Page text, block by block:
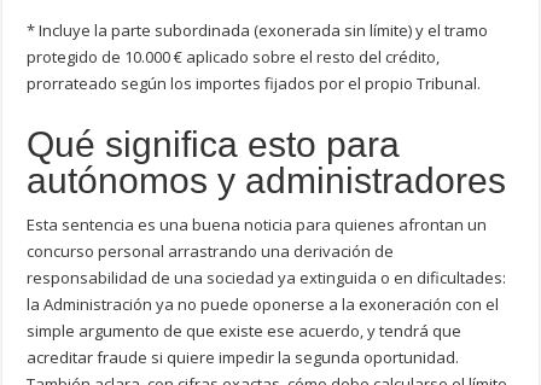
* Incluye la parte subordinada (exonerada sin límite) y el tramo
protegido de 10.000 € aplicado sobre el resto del crédito,
prorrateado según los importes fijados por el propio Tribunal.
Qué significa esto para
autónomos y administradores
Esta sentencia es una buena noticia para quienes afrontan un
concurso personal arrastrando una derivación de
responsabilidad de una sociedad ya extinguida o en dificultades:
la Administración ya no puede oponerse a la exoneración con el
simple argumento de que existe ese acuerdo, y tendrá que
acreditar fraude si quiere impedir la segunda oportunidad.